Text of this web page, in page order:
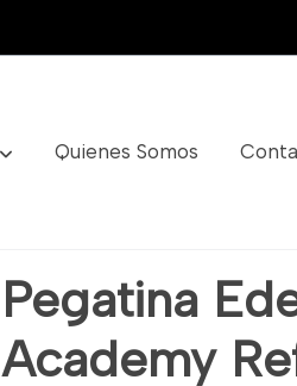
Quienes Somos
Pegatina
Academy